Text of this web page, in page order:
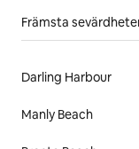
Främsta
Darling Harbour
Manly Beach